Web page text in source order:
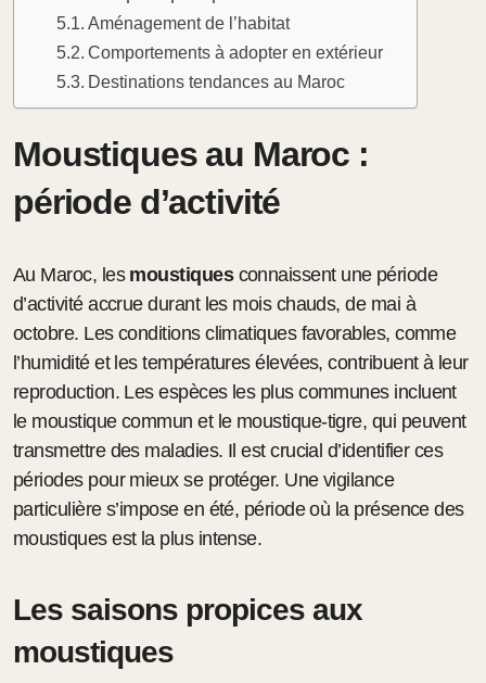
Aménagement de l’habitat
Comportements à adopter en extérieur
Destinations tendances au Maroc
Moustiques au Maroc :
période d’activité
Au Maroc, les moustiquesconnaissent une période
d’activité accrue durant les mois chauds, de mai à
octobre. Les conditions climatiques favorables, comme
l’humidité et les températures élevées, contribuent à leur
reproduction. Les espèces les plus communes incluent
le moustique commun et le moustique-tigre, qui peuvent
transmettre des maladies. Il est crucial d’identifier ces
périodes pour mieux se protéger. Une vigilance
particulière s’impose en été, période où la présence des
moustiques est la plus intense.
Les saisons propices aux
moustiques